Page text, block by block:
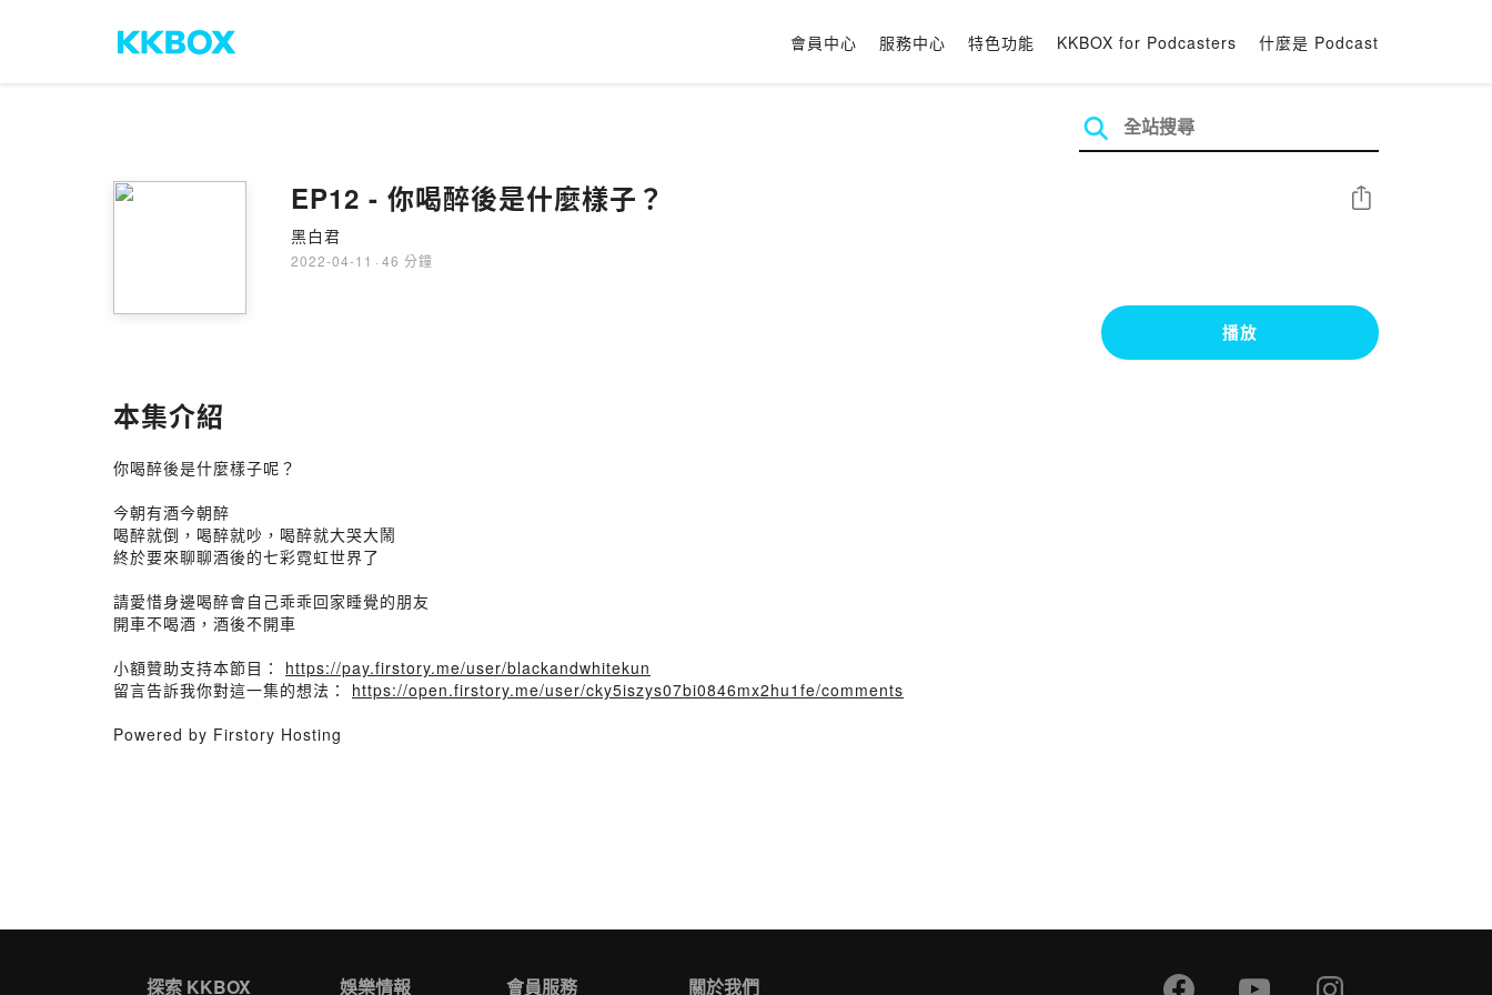
會員中心 服務中心 特色功能 KKBOX for Podcasters 什麼是 Podcast
EP12 - 你喝醉後是什麼樣子？
黑白君
2022-04-11 · 46 分鐘
分享
播放
本集介紹
你喝醉後是什麼樣子呢？
今朝有酒今朝醉
喝醉就倒，喝醉就吵，喝醉就大哭大鬧
終於要來聊聊酒後的七彩霓虹世界了
請愛惜身邊喝醉會自己乖乖回家睡覺的朋友
開車不喝酒，酒後不開車
小額贊助支持本節目： https://pay.firstory.me/user/blackandwhitekun
留言告訴我你對這一集的想法： https://open.firstory.me/user/cky5iszys07bi0846mx2hu1fe/comments
Powered by Firstory Hosting
探索 KKBOX 娛樂情報 會員服務 關於我們